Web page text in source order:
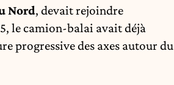
Nord, devait rejoindre
le camion-balai avait déjà
progressive des axes autour du